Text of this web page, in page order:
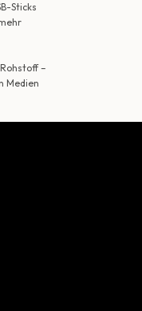
Sticks
–
Medien